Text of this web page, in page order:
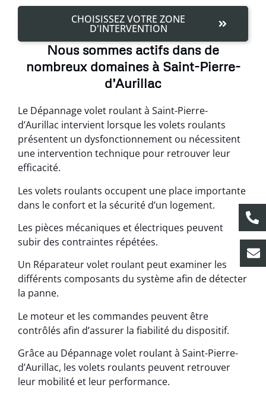
CHOISISSEZ VOTRE ZONE
D'INTERVENTION
Nous sommes actifs dans de
nombreux domaines à Saint-Pierre-
d’Aurillac
Le Dépannage volet roulant à Saint-Pierre-
d’Aurillac intervient lorsque les volets roulants
présentent un dysfonctionnement ou nécessitent
une intervention technique pour retrouver leur
efficacité.
Les volets roulants occupent une place importante
dans le confort et la sécurité d’un logement.
Les pièces mécaniques et électriques peuvent
subir des contraintes répétées.
Un Réparateur volet roulant peut examiner les
différents composants du système afin de détecter
la panne.
Le moteur et les commandes peuvent être
contrôlés afin d’assurer la fiabilité du dispositif.
Grâce au Dépannage volet roulant à Saint-Pierre-
d’Aurillac, les volets roulants peuvent retrouver
leur mobilité et leur performance.